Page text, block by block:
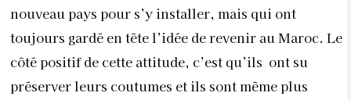
nouveau pays pour s’y installer, mais qui ont
toujours gardé en tête l’idée de revenir au Maroc. Le
côté positif de cette attitude, c’est qu’ils ont su
préserver leurs coutumes et ils sont même plus